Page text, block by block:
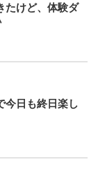
たけど、体験ダ
今日も終日楽し